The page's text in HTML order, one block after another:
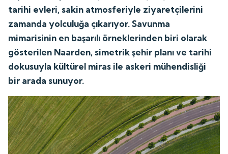
tarihi evleri, sakin atmosferiyle ziyaretçilerini
zamanda yolculuğa çıkarıyor. Savunma
mimarisinin en başarılı örneklerinden biri olarak
gösterilen Naarden, simetrik şehir planı ve tarihi
dokusuyla kültürel miras ile askeri mühendisliği
bir arada sunuyor.